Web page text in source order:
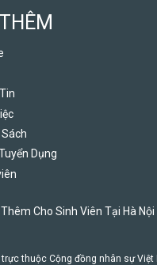
Dụng
Cho Sinh Viên Tại Hà Nội
thuộc Cộng đồng nhân sự Việt